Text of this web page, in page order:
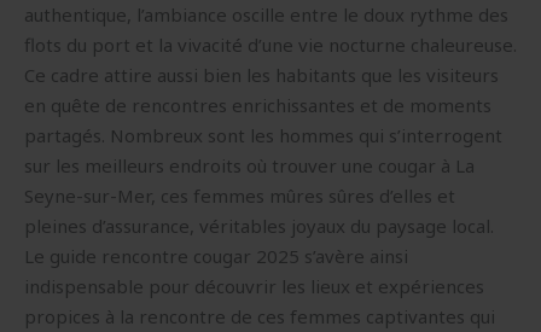
authentique, l’ambiance oscille entre le doux rythme des
flots du port et la vivacité d’une vie nocturne chaleureuse.
Ce cadre attire aussi bien les habitants que les visiteurs
en quête de rencontres enrichissantes et de moments
partagés. Nombreux sont les hommes qui s’interrogent
sur les meilleurs endroits où trouver une cougar à La
Seyne-sur-Mer, ces femmes mûres sûres d’elles et
pleines d’assurance, véritables joyaux du paysage local.
Le guide rencontre cougar 2025 s’avère ainsi
indispensable pour découvrir les lieux et expériences
propices à la rencontre de ces femmes captivantes qui